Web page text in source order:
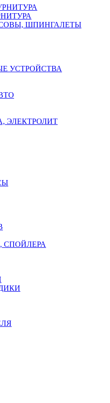
ШПИНГАЛЕТЫ
УСТРОЙСТВА
ЭЛЕКТРОЛИТ
СПОЙЛЕРА